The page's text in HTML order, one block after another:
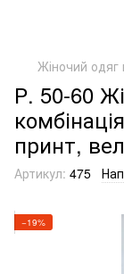
Жіночий одяг
Р. 50-60
принт,
Артикул: 475
−19%